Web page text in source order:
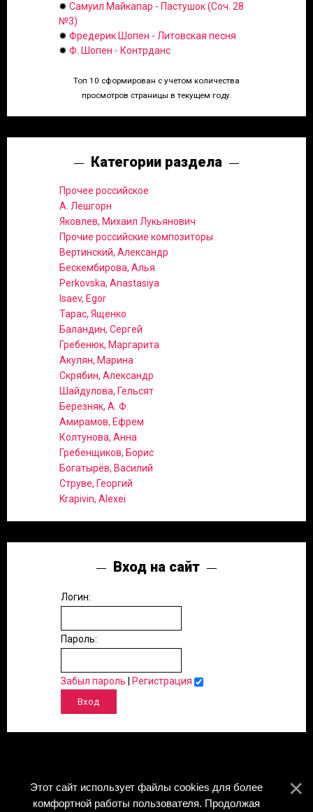
✹ Самуил Майкапар - Пастушок (Соч. 28
№3)
✹ Фредерик Шопен - Литовская песня
✹ Ф. Шопен - Контрданс
Топ 10 сформирован с учетом количества
просмотров страницы в текущем году.
Категории раздела
Прочее российское
А. Лешгорн
Яковлев, Михаил Лукьянович
Прочие российские композиторы
Вертинский, Александр
Бескембирова, Алья
Perkovska, Anastasiya
Isaev, Egor
Тарас, Ященко
Баландин, Сергей
Гребенюк, Маргарита
Акулян, Марина
Скрябин, Александр
Шайдулова, Гельсят
Березняк, А. Ф.
Амирамов, Ефрем
Колтунова, Анна
Гребенщиков, Борис
Богатырёв, Василий
Струве, Георгий
Krapivin, Alexei
Вход на сайт
Логин:
Пароль:
Забыл пароль Регистрация
Этот сайт использует файлы cookies для более
комфортной работы пользователя. Продолжая